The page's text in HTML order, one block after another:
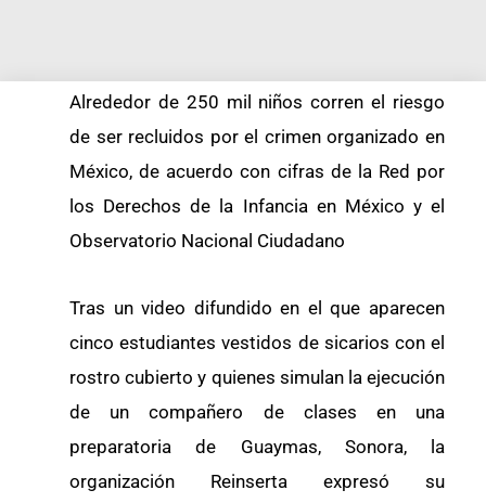
Alrededor de 250 mil niños corren el riesgo
de ser recluidos por el crimen organizado en
México, de acuerdo con cifras de la Red por
los Derechos de la Infancia en México y el
Observatorio Nacional Ciudadano
Tras un video difundido en el que aparecen
cinco estudiantes vestidos de sicarios con el
rostro cubierto y quienes simulan la ejecución
de un compañero de clases en una
preparatoria de Guaymas, Sonora, la
organización Reinserta expresó su